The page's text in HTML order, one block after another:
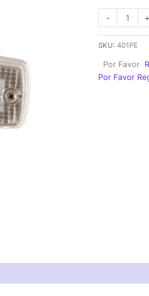
-
cantidad
+
SKU: 401PE
Por Favor
Por Favor